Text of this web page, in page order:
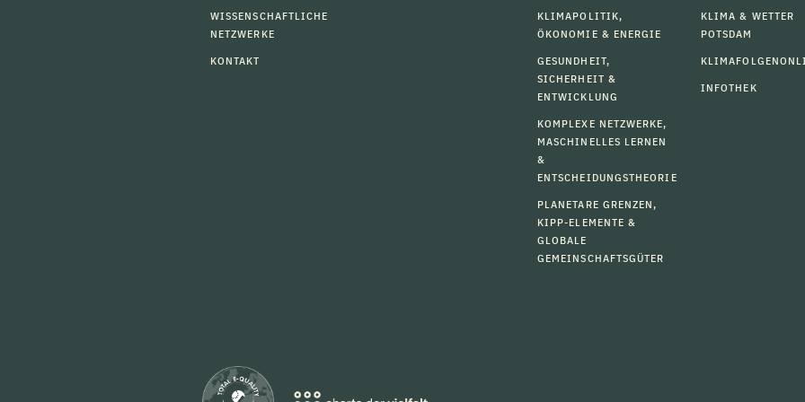
WISSENSCHAFTLICHE
NETZWERKE
KONTAKT
KLIMAPOLITIK,
ÖKONOMIE & ENERGIE
GESUNDHEIT,
SICHERHEIT &
ENTWICKLUNG
KOMPLEXE NETZWERKE,
MASCHINELLES LERNEN
&
ENTSCHEIDUNGSTHEORIE
PLANETARE GRENZEN,
KIPP-ELEMENTE &
GLOBALE
GEMEINSCHAFTSGÜTER
KLIMA & WETTER
POTSDAM
INFOTHEK